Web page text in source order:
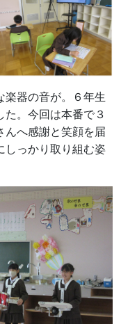
器の音が。６年生
た。今回は本番で３
んへ感謝と笑顔を届
しっかり取り組む姿